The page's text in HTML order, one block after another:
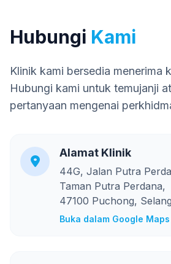
Hubungi Kami
Klinik kami bersedia menerima
Hubungi kami untuk temujanji
pertanyaan mengenai
Alamat Klinik
44G, Jalan Putra
Taman Putra Perdana,
47100 Puchong,
Buka dalam Google Maps